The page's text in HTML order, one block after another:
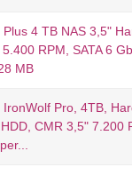
Plus 4 TB NAS 3,5"
RPM, SATA 6
MB
Pro, 4TB,
CMR 3,5" 7.200